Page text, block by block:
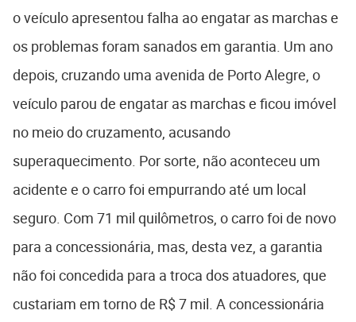
o veículo apresentou falha ao engatar as marchas e
os problemas foram sanados em garantia. Um ano
depois, cruzando uma avenida de Porto Alegre, o
veículo parou de engatar as marchas e ficou imóvel
no meio do cruzamento, acusando
superaquecimento. Por sorte, não aconteceu um
acidente e o carro foi empurrando até um local
seguro. Com 71 mil quilômetros, o carro foi de novo
para a concessionária, mas, desta vez, a garantia
não foi concedida para a troca dos atuadores, que
custariam em torno de R$ 7 mil. A concessionária